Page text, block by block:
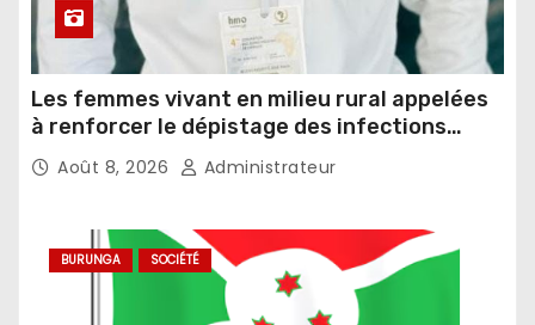
Les femmes vivant en milieu rural appelées
à renforcer le dépistage des infections
sexuellement transmissibles
Août 8, 2026 Administrateur
BURUNGA SOCIÉTÉ